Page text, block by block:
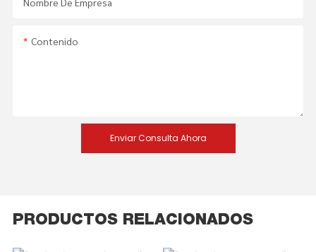
Contenido
Enviar Consulta Ahora
PRODUCTOS RELACIONADOS